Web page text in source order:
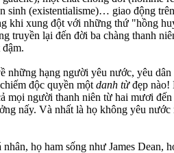
sinh (existentialisme)… giao động
khi xung đột với những thứ "hồng
truyền lại đến đời ba chàng thanh
đậm.
những hạng người yêu nước, yêu
độc quyền một danh từđẹp nào!
mọi người thanh niên từ hai mươi
nấy. Và nhất là họ không yêu
họ ham sống như James Dean,